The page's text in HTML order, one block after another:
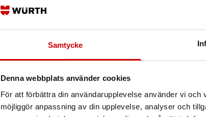
Samtycke
Denna webbplats använder cookies
För att förbättra din användarupplevelse använder vi
möjliggör anpassning av din upplevelse, analyser och